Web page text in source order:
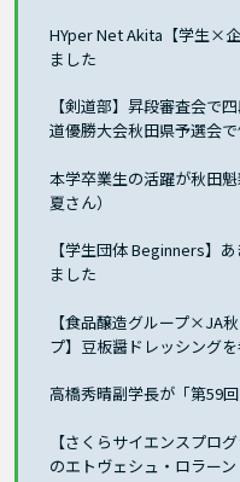
HYper Net Akita【学生×
ました
【剣道部】昇段審査会で
道優勝大会秋田県予選会
本学卒業生の活躍が秋田
夏さん）
【学生団体 Beginners】
ました
【食品醸造グループ×JA
プ】豆板醤ドレッシングを
高橋秀晴副学長が「第59
【さくらサイエンスプロ
のエトヴェシュ・ロラー